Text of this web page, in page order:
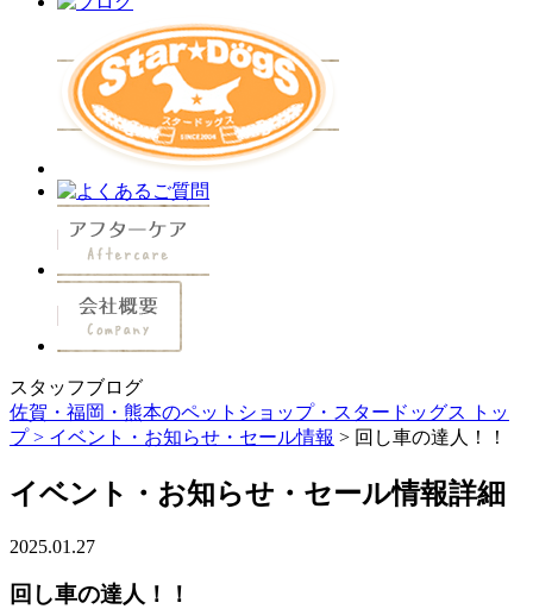
スタッフブログ
佐賀・福岡・熊本のペットショップ・スタードッグス トッ
プ > イベント・お知らせ・セール情報 > 回し車の達人！！
イベント・お知らせ・セール情報詳細
2025.01.27
回し車の達人！！